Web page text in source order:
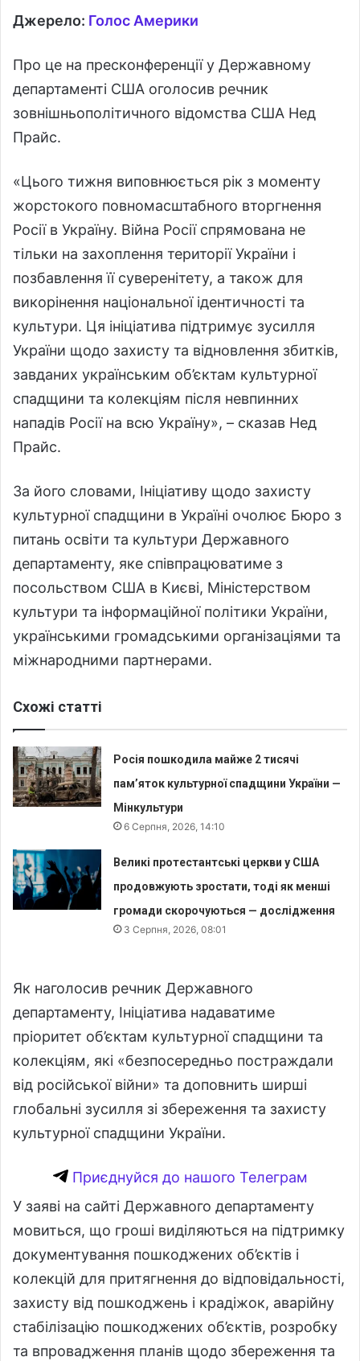
Джерело: Голос Америки
Про це на пресконференції у Державному
департаменті США оголосив речник
зовнішньополітичного відомства США Нед
Прайс.
«Цього тижня виповнюється рік з моменту
жорстокого повномасштабного вторгнення
Росії в Україну. Війна Росії спрямована не
тільки на захоплення території України і
позбавлення її суверенітету, а також для
викорінення національної ідентичності та
культури. Ця ініціатива підтримує зусилля
України щодо захисту та відновлення збитків,
завданих українським об’єктам культурної
спадщини та колекціям після невпинних
нападів Росії на всю Україну», – сказав Нед
Прайс.
За його словами, Ініціативу щодо захисту
культурної спадщини в Україні очолює Бюро з
питань освіти та культури Державного
департаменту, яке співпрацюватиме з
посольством США в Києві, Міністерством
культури та інформаційної політики України,
українськими громадськими організаціями та
міжнародними партнерами.
Схожі статті
Росія пошкодила майже 2 тисячі
пам’яток культурної спадщини України —
Мінкультури
6 Серпня, 2026, 14:10
Великі протестантські церкви у США
продовжують зростати, тоді як менші
громади скорочуються — дослідження
3 Серпня, 2026, 08:01
Як наголосив речник Державного
департаменту, Ініціатива надаватиме
пріоритет об’єктам культурної спадщини та
колекціям, які «безпосередньо постраждали
від російської війни» та доповнить ширші
глобальні зусилля зі збереження та захисту
культурної спадщини України.
Приєднуйся до нашого Телеграм
У заяві на сайті Державного департаменту
мовиться, що гроші виділяються на підтримку
документування пошкоджених об’єктів і
колекцій для притягнення до відповідальності,
захисту від пошкоджень і крадіжок, аварійну
стабілізацію пошкоджених об’єктів, розробку
та впровадження планів щодо збереження та